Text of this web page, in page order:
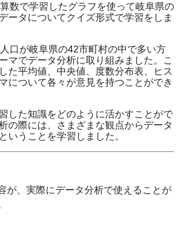
数で学習したグラフを使って岐阜県の
ータについてクイズ形式で学習をしま
口が岐阜県の42市町村の中で多い方
マでデータ分析に取り組みました。こ
た平均値、中央値、度数分布表、ヒス
について各々が意見を持つことができ
した知識をどのように活かすことがで
の際には、さまざまな観点からデータ
いうことを学習しました。​
が、実際にデータ分析で使えることが